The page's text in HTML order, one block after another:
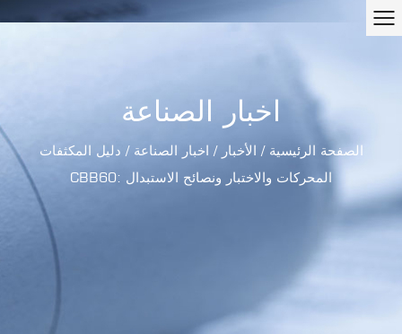
اخبار الصناعة
الصفحة الرئيسية / الأخبار / اخبار الصناعة / دليل المكثفات
CBB60: المحركات والاختبار ونصائح الاستبدال